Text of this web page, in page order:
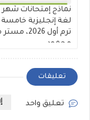
نماذج إمتحانات شهر
لغة إنجليزية خامسة
ترم أول
محمود
تعليقات
تعليق واحد